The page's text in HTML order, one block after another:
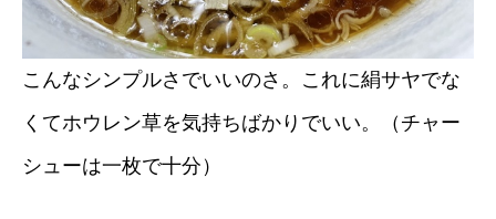
こんなシンプルさでいいのさ。これに絹サヤでな
くてホウレン草を気持ちばかりでいい。（チャー
シューは一枚で十分）